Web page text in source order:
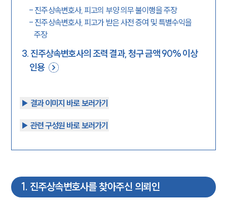
- 진주상속변호사, 피고의 부양 의무 불이행을 주장
- 진주상속변호사, 피고가 받은 사전 증여 및 특별수익을
주장
3. 진주상속변호사의 조력 결과, 청구 금액 90% 이상
인용
▶︎ 결과 이미지 바로 보러가기
▶︎ 관련 구성원 바로 보러가기
1 . 진주상속변호사를 찾아주신 의뢰인